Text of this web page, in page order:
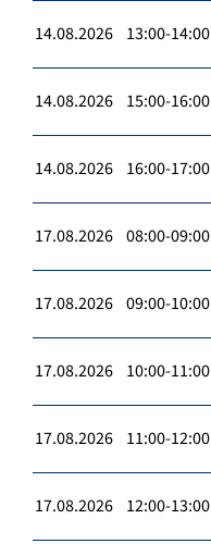
14.08.2026 13:00-14:00
14.08.2026 15:00-16:00
14.08.2026 16:00-17:00
17.08.2026 08:00-09:00
17.08.2026 09:00-10:00
17.08.2026 10:00-11:00
17.08.2026 11:00-12:00
17.08.2026 12:00-13:00